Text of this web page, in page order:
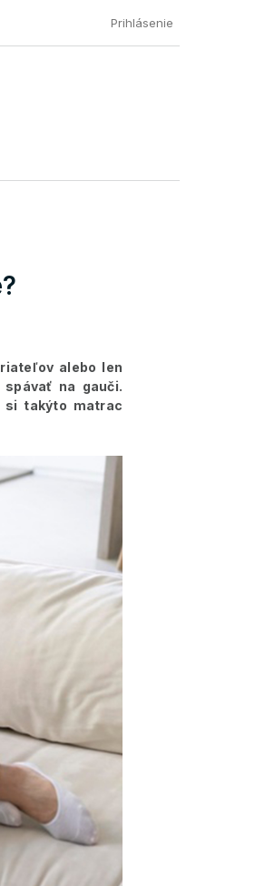
Časté otázky našich
Prihlásenie
alebo len
na gauči.
si takýto matrac